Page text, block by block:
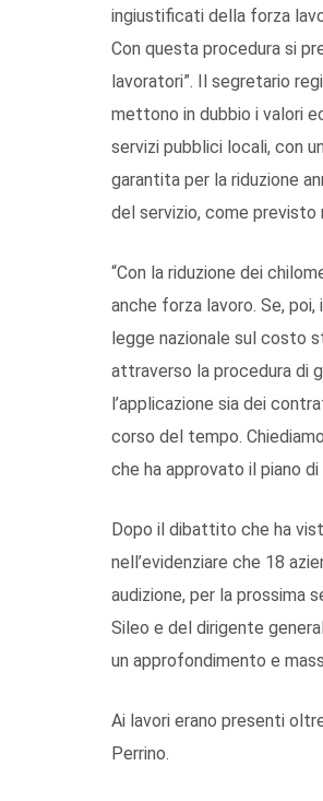
ingiustificati della forza
Con questa procedura si
lavoratori”. Il segretario
mettono in dubbio i valori
servizi pubblici locali, con
garantita per la riduzione
del servizio, come previsto
“Con la riduzione dei
anche forza lavoro. Se,
legge nazionale sul costo
attraverso la procedura di
l’applicazione sia dei
corso del tempo.
che ha approvato il piano
Dopo il dibattito che ha
nell’evidenziare che 18
audizione, per la prossima
Sileo e del dirigente
un approfondimento e
Ai lavori erano presenti
Perrino.